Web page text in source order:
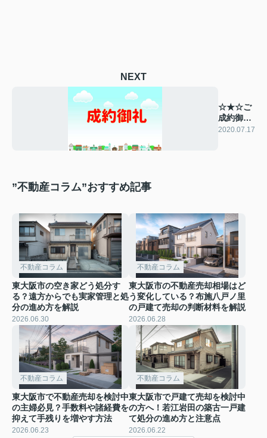
NEXT
☆★☆ご
成約御礼
☆★☆
2020.07.17
”不動産コラム”おすすめ記事
不動産コラム
東大阪市の空き家どう処分す
る？遠方からでも実家管理と処
分の進め方を解説
2026.06.30
不動産コラム
東大阪市の不動産売却相場はど
う変化している？布施八戸ノ里
の戸建て売却の判断材料を解説
2026.06.28
不動産コラム
東大阪市で不動産売却を検討中
の主婦必見？手数料や諸経費を
抑えて手残りを増やす方法
2026.06.23
不動産コラム
東大阪市で戸建て売却を検討中
の方へ！若江岩田の築古一戸建
て処分の進め方と注意点
2026.06.22